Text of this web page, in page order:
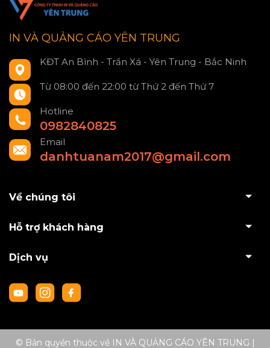
IN VÀ QUẢNG CÁO YÊN TRUNG
KĐT An Bình - Trần Xá - Yên Trung - Bắc Ninh
Từ 08:00 đến 22:00 từ Thứ 2 đến Thứ 7
Hotline
0982840825
Email
danhtuanam2017@gmail.com
Về chúng tôi
Hỗ trợ khách hàng
Dịch vụ
© Bản quyền thuộc về IN VÀ QUẢNG CÁO YÊN TRUNG |